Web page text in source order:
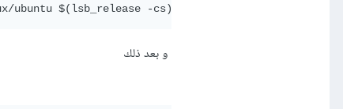
$(lsb_release -cs)-cran40/"
و بعد ذلك